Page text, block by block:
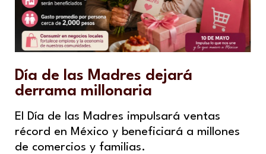
Día de las Madres dejará
derrama millonaria
El Día de las Madres impulsará ventas
récord en México y beneficiará a millones
de comercios y familias.